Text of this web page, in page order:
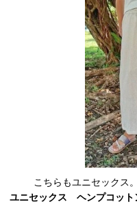
こちらもユニセックス
ユニセックス ヘンプコッ